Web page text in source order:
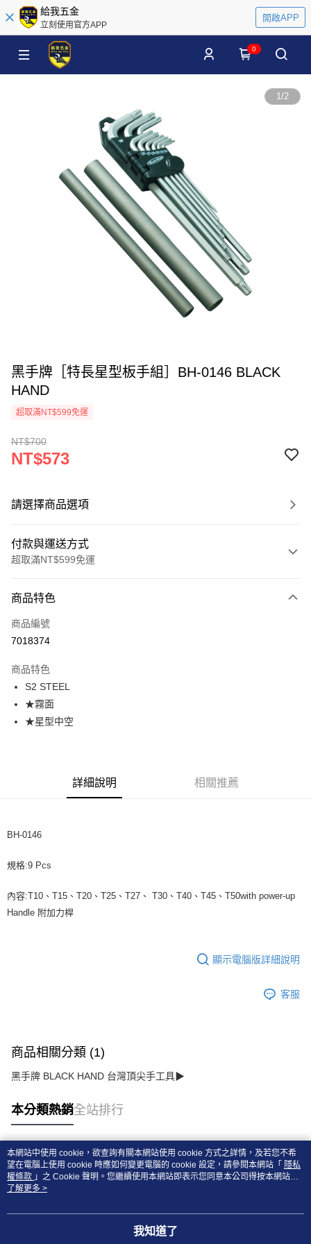
給我五金
立刻使用官方APP
開啟APP
0
1/2
黑手牌［特長星型板手組］BH-0146 BLACK
HAND
超取滿NT$599免運
NT$700
NT$573
請選擇商品選項
付款與運送方式
超取滿NT$599免運
信用卡一次付款
超商取貨付款
運送方式
全家取貨付款
每筆NT$60，滿NT$599(含以上)免運費
每筆NT$60，滿NT$599(含以上)免運費
宅配
每筆NT$120，滿NT$1,599(含以上)免運費
商品特色
商品編號
7018374
商品特色
S2 STEEL
★霧面
★星型中空
詳細說明 相關推薦
BH-0146
規格:9 Pcs
內容:T10、T15、T20、T25、T27、 T30、T40、T45、T50with power-up
Handle 附加力桿
顯示電腦版詳細說明
客服
商品相關分類 (1)
黑手牌 BLACK HAND 台灣頂尖手工具▶
本分類熱銷全站排行
熱門標籤
本網站中使用 cookie，欲查詢有關本網站使用 cookie 方式之詳情，及若您不希
望在電腦上使用 cookie 時應如何變更電腦的 cookie 設定，請參閱本網站「 隱私
權條款 」之 Cookie 聲明。您繼續使用本網站即表示您同意本公司得按本網站使
用條款之 Cookie 聲明使用 cookie。
了解更多 >
我知道了